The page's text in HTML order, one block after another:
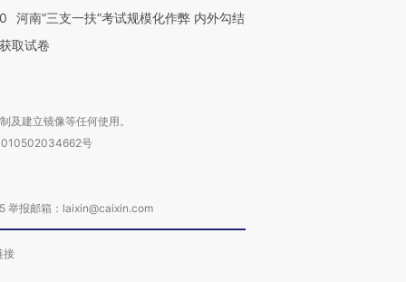
河南“三支一扶”考试规模化作弊 内外勾结
取试卷
及建立镜像等任何使用。
号
举报邮箱：laixin@caixin.com
接